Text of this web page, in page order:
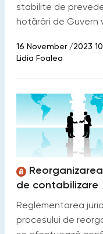
stabilite de
hotărâri de Guvern
16 November /2023
Lidia Foalea
de contabilizare
Reglementarea
procesului de